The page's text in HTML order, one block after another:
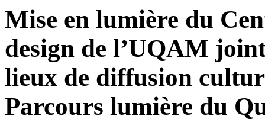
Mise en lumière du
design de l’UQAM
lieux de diffusion
Parcours lumière du